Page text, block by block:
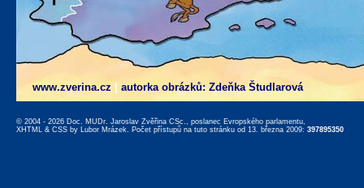
www.zverina.cz autorka obrázků: Zdeňka Študlarová
© 2004 - 2026 Doc. MUDr. Jaroslav Zvěřina CSc., poslanec Evropského parlamentu,
XHTML & CSS by Lubor Mrázek. Počet přístupů na tuto stránku od 13. března 2009: 397895350